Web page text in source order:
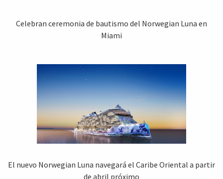
Celebran ceremonia de bautismo del Norwegian Luna en
Miami
El nuevo Norwegian Luna navegará el Caribe Oriental a partir
de abril próximo